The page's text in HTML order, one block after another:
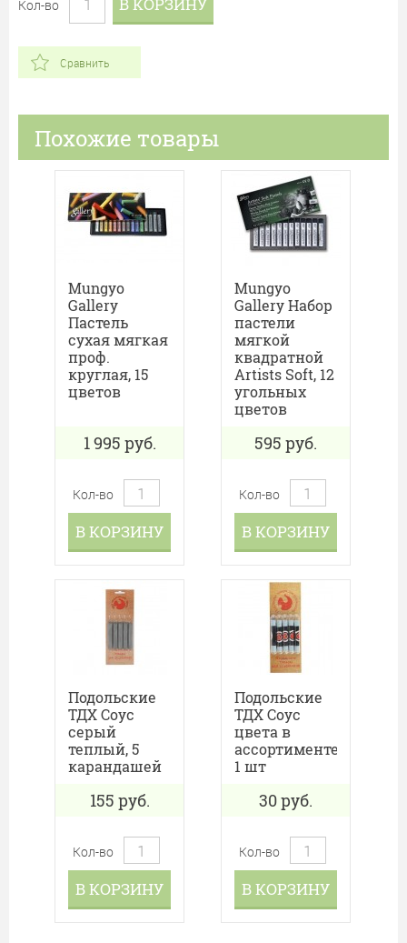
Кол-во
Сравнить
Похожие товары
Mungyo
Gallery
Пастель
сухая мягкая
проф.
круглая, 15
цветов
1 995 руб.
Кол-во
В КОРЗИНУ
Mungyo
Gallery Набор
пастели
мягкой
квадратной
Artists Soft, 12
угольных
цветов
595 руб.
Кол-во
В КОРЗИНУ
Подольские
ТДХ Соус
серый
теплый, 5
карандашей
155 руб.
Кол-во
В КОРЗИНУ
Подольские
ТДХ Соус
цвета в
ассортименте,
1 шт
30руб.
Кол-во
В КОРЗИНУ